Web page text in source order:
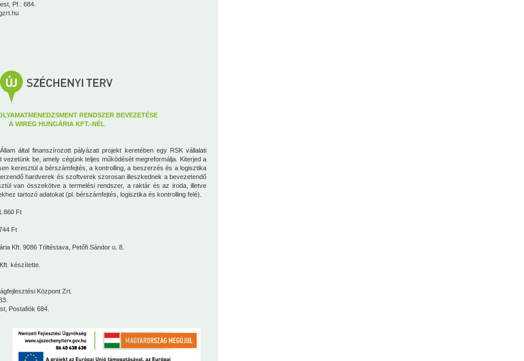
Pf.: 684.
RENDSZER BEVEZETÉSE
A WIREG HUNGÁRIA KFT.-NÉL
által finanszírozott pályázati projekt keretében egy RSK vállalati
be, amely cégünk teljes működését megreformálja. Kiterjed a
keresztül a bérszámfejtés, a kontrolling, a beszerzés és a logisztika
hardverek és szoftverek szorosan illeszkednek a bevezetendő
van összekötve a termelési rendszer, a raktár és az iroda, illetve
tartozó adatokat (pl. bérszámfejtés, logisztika és kontrolling felé).
Ft
Ft
Kft. 9086 Töltéstava, Petőfi Sándor u. 8.
készítette.
Központ Zrt.
684.